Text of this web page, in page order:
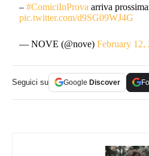
–#ComiciInProva arriva
pic.twitter.com/d9SG09WJ4G
— NOVE (@nove)February 12,
Seguici su Google Discover